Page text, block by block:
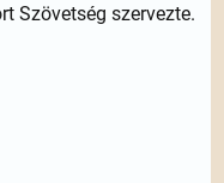
Szövetség szervezte.